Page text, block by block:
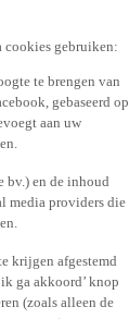
cookies gebruiken:
te brengen van
gebaseerd op
aan uw
bv.) en de inhoud
media providers die
krijgen afgestemd
ga akkoord’ knop
(zoals alleen de